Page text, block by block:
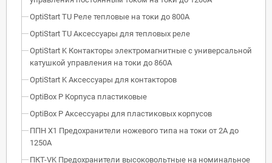
OptiStart TU Реле тепловые на токи до 800А
OptiStart TU Аксессуары для тепловых реле
OptiStart K Контакторы электромагнитные с универсальной
катушкой управления на токи до 860А
OptiStart K Аксессуары для контакторов
OptiBox P Корпуса пластиковые
OptiBox P Аксессуары для пластиковых корпусов
ППН Х1 Предохранители ножевого типа на токи от 2А до
1250А
ПКТ-VK Предохранители высоковольтные на номинальное